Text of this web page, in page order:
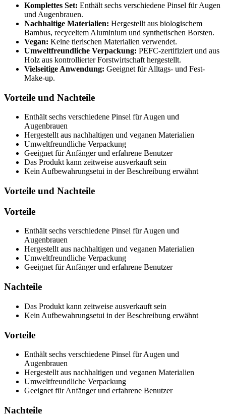
Komplettes Set: Enthält sechs verschiedene Pinsel für Augen
und Augenbrauen.
Nachhaltige Materialien: Hergestellt aus biologischem
Bambus, recyceltem Aluminium und synthetischen Borsten.
Vegan: Keine tierischen Materialien verwendet.
Umweltfreundliche Verpackung: PEFC-zertifiziert und aus
Holz aus kontrollierter Forstwirtschaft hergestellt.
Vielseitige Anwendung: Geeignet für Alltags- und Fest-
Make-up.
Vorteile und Nachteile
Enthält sechs verschiedene Pinsel für Augen und
Augenbrauen
Hergestellt aus nachhaltigen und veganen Materialien
Umweltfreundliche Verpackung
Geeignet für Anfänger und erfahrene Benutzer
Das Produkt kann zeitweise ausverkauft sein
Kein Aufbewahrungsetui in der Beschreibung erwähnt
Vorteile und Nachteile
Vorteile
Enthält sechs verschiedene Pinsel für Augen und
Augenbrauen
Hergestellt aus nachhaltigen und veganen Materialien
Umweltfreundliche Verpackung
Geeignet für Anfänger und erfahrene Benutzer
Nachteile
Das Produkt kann zeitweise ausverkauft sein
Kein Aufbewahrungsetui in der Beschreibung erwähnt
Vorteile
Enthält sechs verschiedene Pinsel für Augen und
Augenbrauen
Hergestellt aus nachhaltigen und veganen Materialien
Umweltfreundliche Verpackung
Geeignet für Anfänger und erfahrene Benutzer
Nachteile